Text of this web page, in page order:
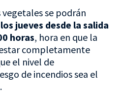
vegetales se podrán
jueves desde la salida
horas, hora en que la
completamente
el nivel de
de incendios sea el